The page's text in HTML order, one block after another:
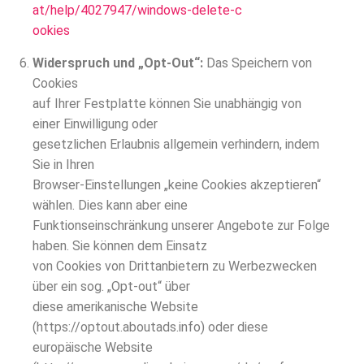
at/help/4027947/windows-delete-c
ookies
Widerspruch und „Opt-Out“: Das Speichern von
Cookies
auf Ihrer Festplatte können Sie unabhängig von
einer Einwilligung oder
gesetzlichen Erlaubnis allgemein verhindern, indem
Sie in Ihren
Browser-Einstellungen „keine Cookies akzeptieren“
wählen. Dies kann aber eine
Funktionseinschränkung unserer Angebote zur Folge
haben. Sie können dem Einsatz
von Cookies von Drittanbietern zu Werbezwecken
über ein sog. „Opt-out“ über
diese amerikanische Website
(https://optout.aboutads.info) oder diese
europäische Website